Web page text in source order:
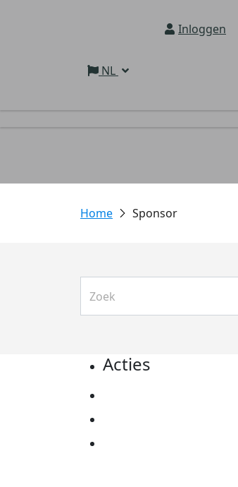
Inloggen
NL
Sponsor
Acties